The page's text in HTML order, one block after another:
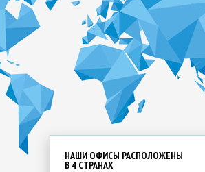
НАШИ ОФИСЫ РАСПОЛОЖЕНЫ
В 4 СТРАНАХ